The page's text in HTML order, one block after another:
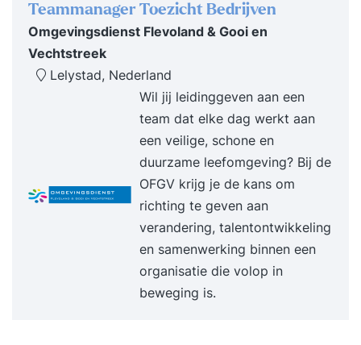
actief mee te denken en te verbeteren.
Medewerkerbetrokkenheid en eigenaarschap
versterk je door effectieve communicatie en
transparantie toe te passen in het hele
verbeterproces. Je analyseert processen,
stimuleert het leren van fouten en gebruikt
feedback als krachtig instrument voor groei.
Innovatie en kennisdeling staan centraal in het
creëren van een lerende organisatie. Je weet hoe
je verbeterinitiatieven verankert en borgt in de
dagelijkse praktijk, zodat continue verbetering
geen project is maar een mindset. Kies voor HBO
Cultuur van continue verbetering creëren en geef
leiding aan verandering, innovatie en duurzame
Teammanager Toezicht Bedrijven
Omgevingsdienst Flevoland & Gooi en
Vechtstreek
Lelystad, Nederland
Wil jij leidinggeven aan een
team dat elke dag werkt aan
een veilige, schone en
duurzame leefomgeving? Bij de
OFGV krijg je de kans om
richting te geven aan
verandering, talentontwikkeling
en samenwerking binnen een
organisatie die volop in
beweging is.